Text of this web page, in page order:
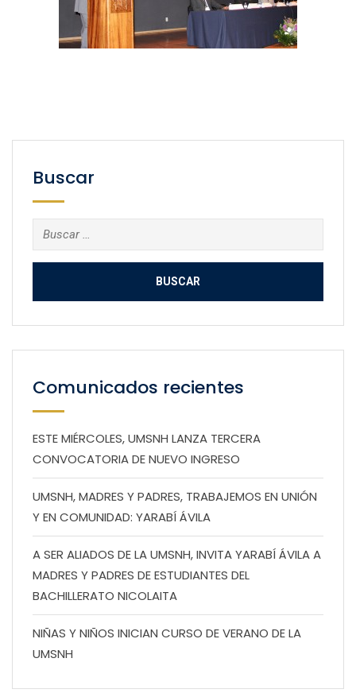
Buscar
Buscar:
Comunicados recientes
ESTE MIÉRCOLES, UMSNH LANZA TERCERA
CONVOCATORIA DE NUEVO INGRESO
UMSNH, MADRES Y PADRES, TRABAJEMOS EN UNIÓN
Y EN COMUNIDAD: YARABÍ ÁVILA
A SER ALIADOS DE LA UMSNH, INVITA YARABÍ ÁVILA A
MADRES Y PADRES DE ESTUDIANTES DEL
BACHILLERATO NICOLAITA
NIÑAS Y NIÑOS INICIAN CURSO DE VERANO DE LA
UMSNH